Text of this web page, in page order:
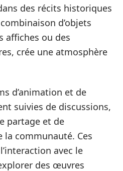
des récits historiques
d’objets
affiches ou des
crée une atmosphère
d’animation et de
suivies de discussions,
partage et de
la communauté. Ces
avec le
des œuvres